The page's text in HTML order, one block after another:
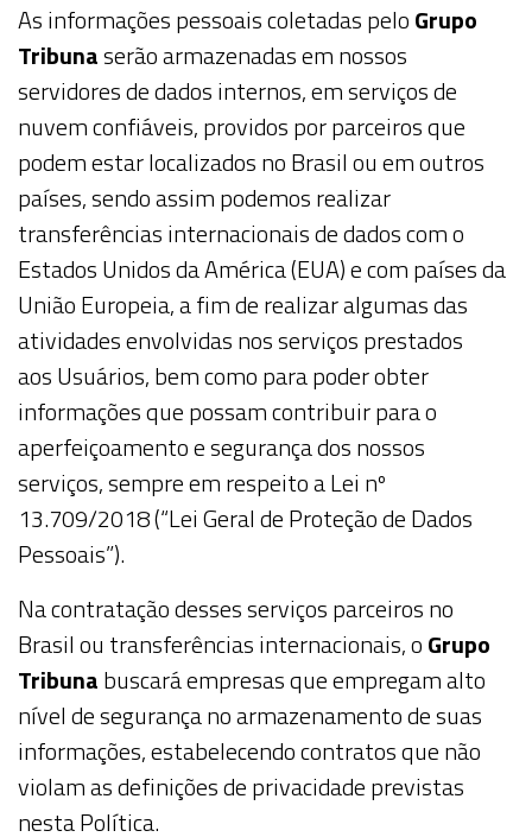
As informações pessoais coletadas peloGrupo
Tribunaserão armazenadas em nossos
servidores de dados internos, em serviços de
nuvem confiáveis, providos por parceiros que
podem estar localizados no Brasil ou em outros
países, sendo assim podemos realizar
transferências internacionais de dados com o
Estados Unidos da América (EUA) e com países da
União Europeia, a fim de realizar algumas das
atividades envolvidas nos serviços prestados
aosUsuários, bem como para poder obter
informações que possam contribuir para o
aperfeiçoamento e segurança dos nossos
serviços, sempre em respeito a Lei nº
13.709/2018 (“Lei Geral de Proteção de Dados
Pessoais”).
Na contratação desses serviços parceiros no
Brasil ou transferências internacionais, oGrupo
Tribunabuscará empresas que empregam alto
nível de segurança no armazenamento de suas
informações, estabelecendo contratos que não
violam as definições de privacidade previstas
nesta Política.